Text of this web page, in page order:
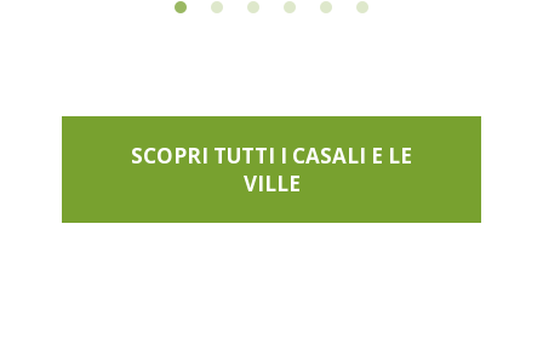
SCOPRI TUTTI I CASALI E LE
VILLE